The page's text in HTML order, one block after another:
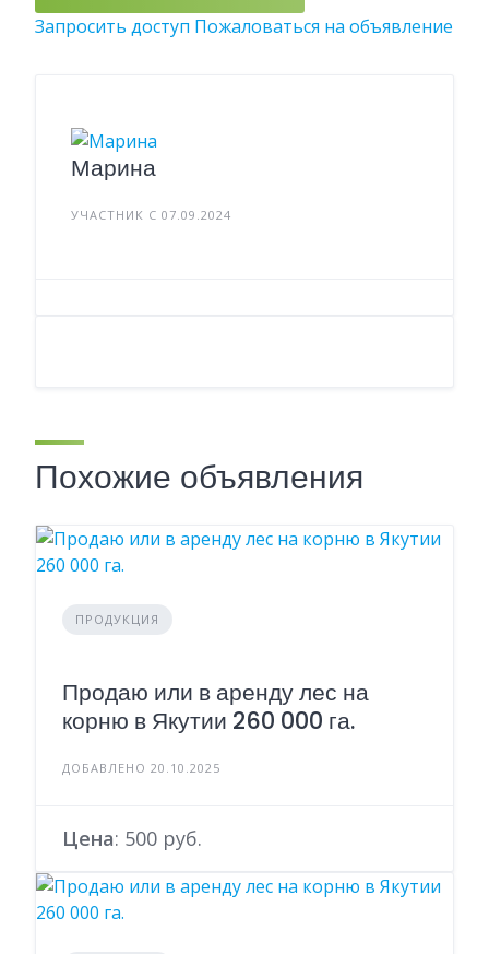
Запросить доступ Пожаловаться на объявление
Марина
УЧАСТНИК С 07.09.2024
Похожие объявления
ПРОДУКЦИЯ
Продаю или в аренду лес на
корню в Якутии 260 000 га.
ДОБАВЛЕНО 20.10.2025
Цена: 500 руб.